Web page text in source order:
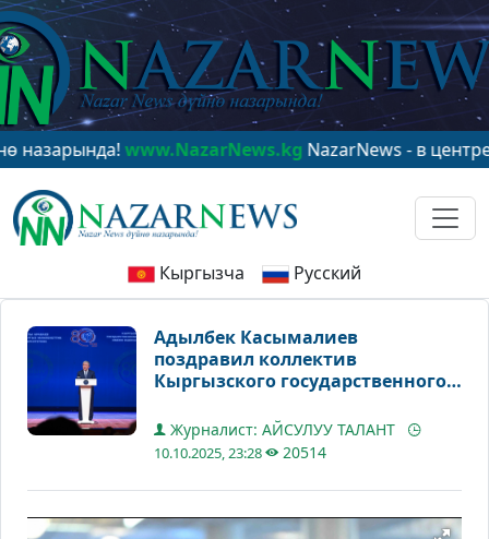
www.NazarNews.kgNazarNews - в центре
Кыргызча Русский
Адылбек Касымалиев
поздравил коллектив
Кыргызского государственного
Арабаева с 80-летием
Журналист: АЙСУЛУУ ТАЛАНТ
10.10.2025, 23:28 20514